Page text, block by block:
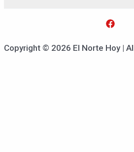
Copyright © 2026 El Norte Hoy |